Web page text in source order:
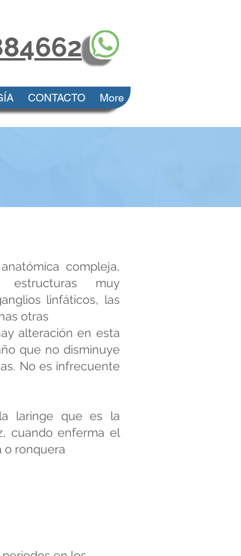
CONTACTO More
compleja,
muy
linfáticos, las
otras
alteración en esta
que no disminuye
No es infrecuente
laringe que es la
cuando enferma el
o ronquera